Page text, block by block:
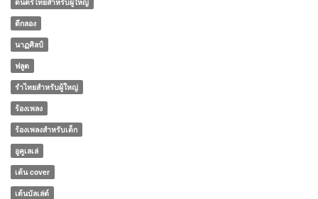
ตีกลอง
นาฏศิลป์
ฟลูต
รำไทยสำหรับผู้ใหญ่
ร้องเพลง
ร้องเพลงสำหรับเด็ก
อูคูเลเล่
เต้น cover
เต้นบัลเล่ต์